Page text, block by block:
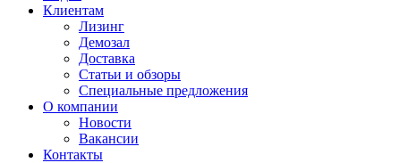
Клиентам
Лизинг
Демозал
Доставка
Статьи и обзоры
Специальные предложения
О компании
Новости
Вакансии
Контакты